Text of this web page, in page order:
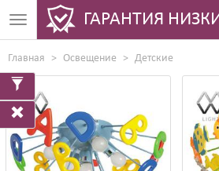
Toggle
navigation
ГАРАНТИЯ
Главная Освещение Детские